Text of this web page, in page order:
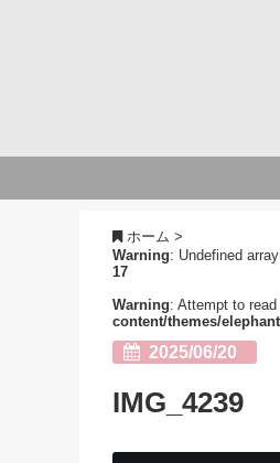
ホーム >
Warning: Undefined
17
Warning: Attempt to
content/themes/
2025/06/20
IMG_4239